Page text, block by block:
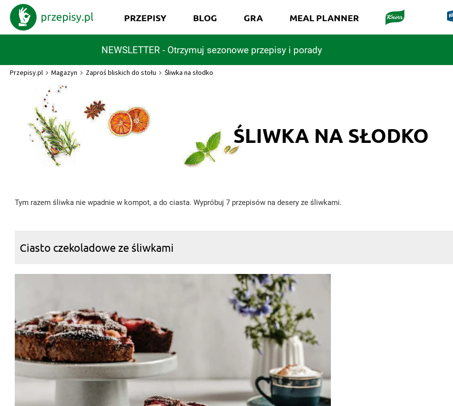
NEWSLETTER - Otrzymuj sezonowe przepisy i porady
PRZEPISY BLOG GRA MEAL PLANNER
Przepisy.pl Magazyn Zaproś bliskich do stołu Śliwka na słodko
ŚLIWKA NA SŁODKO
Tym razem śliwka nie wpadnie w kompot, a do ciasta. Wypróbuj 7 przepisów na desery ze śliwkami.
Ciasto czekoladowe ze śliwkami